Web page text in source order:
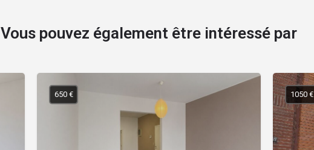
Vous pouvez également être intéressé par
650 € 1050 €